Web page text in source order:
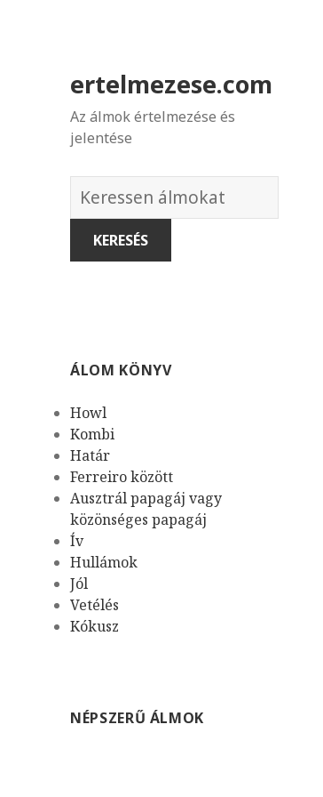
ertelmezese.com
Az álmok értelmezése és
jelentése
Álmok
szótára
ÁLOM KÖNYV
Howl
Kombi
Határ
Ferreiro között
Ausztrál papagáj vagy
közönséges papagáj
Ív
Hullámok
Jól
Vetélés
Kókusz
NÉPSZERŰ ÁLMOK